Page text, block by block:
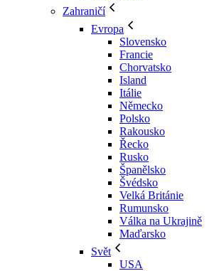
Zahraničí
Evropa
Slovensko
Francie
Chorvatsko
Island
Itálie
Německo
Polsko
Rakousko
Řecko
Rusko
Španělsko
Švédsko
Velká Británie
Rumunsko
Válka na Ukrajině
Maďarsko
Svět
USA